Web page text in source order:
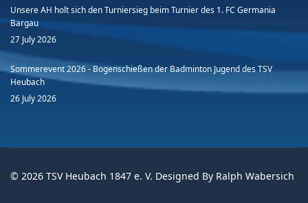
Unsere AH holt sich den Turniersieg beim Turnier des 1. FC Germania
Bargau
27 July 2026
Sommerevent 2026 - Bogenschießen der Badminton Jugend des TSV
Heubach
26 July 2026
© 2026 TSV Heubach 1847 e. V. Designed By Ralph Wabersich